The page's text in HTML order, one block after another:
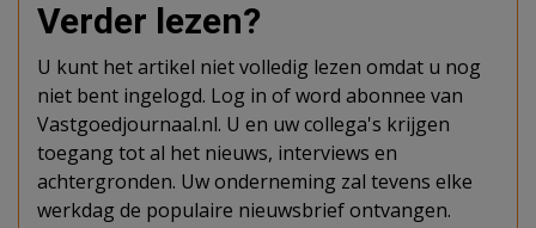
Verder lezen?
U kunt het artikel niet volledig lezen omdat u nog
niet bent ingelogd. Log in of word abonnee van
Vastgoedjournaal.nl. U en uw collega's krijgen
toegang tot al het nieuws, interviews en
achtergronden. Uw onderneming zal tevens elke
werkdag de populaire nieuwsbrief ontvangen.